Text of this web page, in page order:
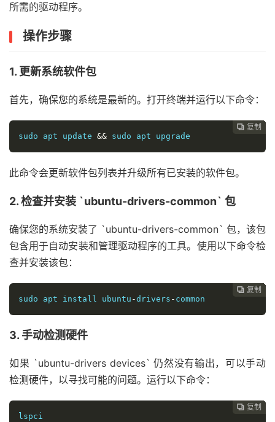
所需的驱动程序。
操作步骤
1. 更新系统软件包
首先，确保您的系统是最新的。打开终端并运行以下命令：
 复制
 复制
 复制
 复制
 复制
 复制
 复制
 复制
 复制
sudo apt update && sudo apt upgrade
此命令会更新软件包列表并升级所有已安装的软件包。
2. 检查并安装 `ubuntu-drivers-common` 包
确保您的系统安装了 `ubuntu-drivers-common` 包，该包
包含用于自动安装和管理驱动程序的工具。使用以下命令检
查并安装该包：
 复制
 复制
 复制
 复制
 复制
 复制
 复制
 复制
sudo apt install ubuntu -drivers - common
3. 手动检测硬件
如果 `ubuntu-drivers devices` 仍然没有输出，可以手动
检测硬件，以寻找可能的问题。运行以下命令：
 复制
 复制
 复制
 复制
 复制
 复制
 复制
lspci